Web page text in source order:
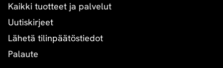
Kaikki tuotteet ja palvelut
Uutiskirjeet
Lähetä tilinpäätöstiedot
Palaute